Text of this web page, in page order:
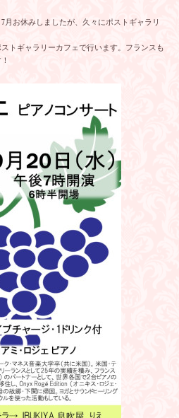
お休みしましたが、久々にポストギャラリ
トギャラリーカフェで行います。フランスも